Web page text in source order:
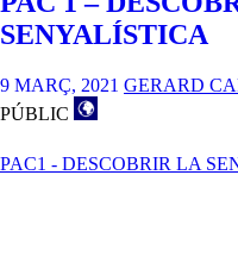
SENYALÍSTICA
9 MARÇ, 2021 GERARD
PÚBLIC
PAC1 - DESCOBRIR LA